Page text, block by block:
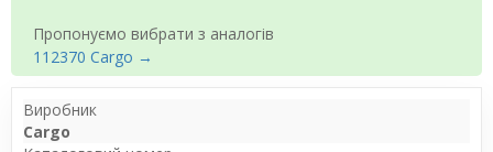
Пропонуємо вибрати з аналогів
112370 Cargo →
Виробник
Cargo